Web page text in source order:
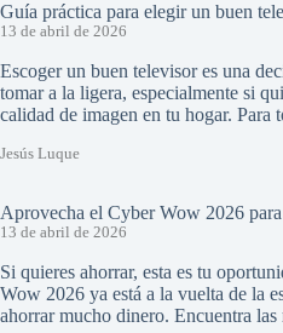
Guía práctica para elegir un buen
13 de abril de 2026
Escoger un buen televisor es una
tomar a la ligera, especialmente si
calidad de imagen en tu hogar.
Jesús Luque
Aprovecha el Cyber Wow 2026
13 de abril de 2026
Si quieres ahorrar, esta es tu
Wow 2026 ya está a la vuelta de la
ahorrar mucho dinero. Encuentra